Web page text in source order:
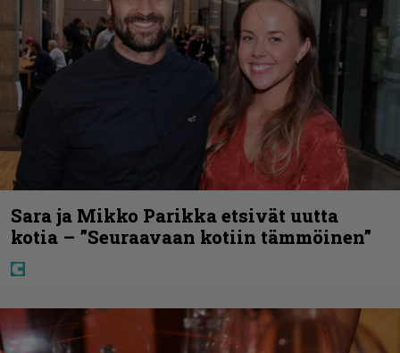
Sara ja Mikko Parikka etsivät uutta
kotia – ”Seuraavaan kotiin tämmöinen”